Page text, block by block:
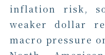
inflation risk,
weaker dollar
macro pressure